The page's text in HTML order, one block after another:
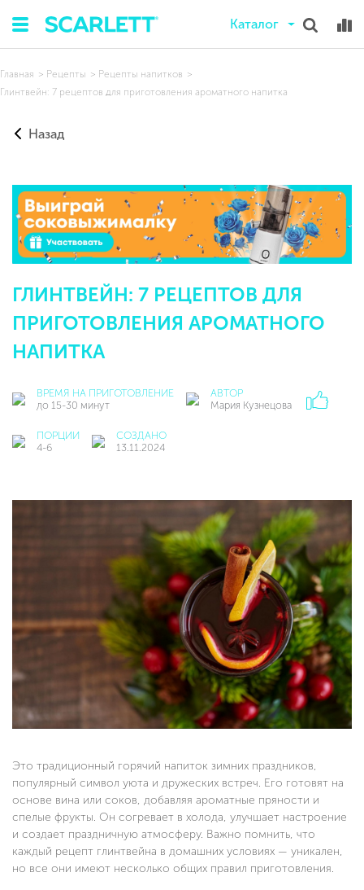
Каталог
Главная Рецепты
Рецепты напитков
Глинтвейн: 7 рецептов для приготовления ароматного напитка
Назад
ГЛИНТВЕЙН: 7 РЕЦЕПТОВ ДЛЯ
ПРИГОТОВЛЕНИЯ АРОМАТНОГО
НАПИТКА
ВРЕМЯ НА ПРИГОТОВЛЕНИЕ
до 15-30 минут
АВТОР
Мария Кузнецова
ПОРЦИИ
4-6
СОЗДАНО
13.11.2024
Это традиционный горячий напиток зимних праздников,
популярный символ уюта и дружеских встреч. Его готовят на
основе вина или соков, добавляя ароматные пряности и
спелые фрукты. Он согревает в холода, улучшает настроение
и создает праздничную атмосферу. Важно помнить, что
каждый рецепт глинтвейна в домашних условиях — уникален,
но все они имеют несколько общих правил приготовления.